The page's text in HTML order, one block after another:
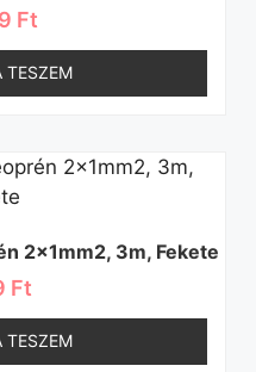
Ft
TESZEM
2×1mm2, 3m, Fekete
Ft
TESZEM